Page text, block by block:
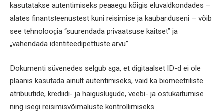
kasutatakse autentimiseks peaaegu kõigis eluvaldkondades –
alates finantsteenustest kuni reisimise ja kaubanduseni – võib
see tehnoloogia “suurendada privaatsuse kaitset” ja
„vähendada identiteedipettuste arvu”.
Dokumenti süvenedes selgub aga, et digitaalset ID-d ei ole
plaanis kasutada ainult autentimiseks, vaid ka biomeetriliste
atribuutide, krediidi- ja haiguslugude, veebi- ja ostukäitumise
ning isegi reisimisvõimaluste kontrollimiseks.